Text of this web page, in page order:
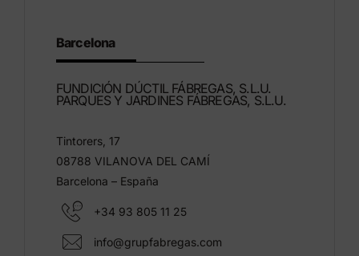
Barcelona
FUNDICIÓN DÚCTIL FÁBREGAS, S.L.U.
PARQUES Y JARDINES FÁBREGAS, S.L.U.
Tintorers, 17
08788 VILANOVA DEL CAMÍ
Barcelona – España
+34 93 805 11 25
info@grupfabregas.com